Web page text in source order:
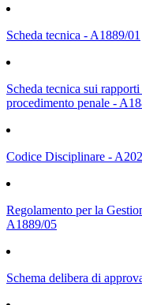
Scheda tecnica - A1889/01
Scheda tecnica sui
procedimento penale -
Codice Disciplinare -
Regolamento per la
A1889/05
Schema delibera di